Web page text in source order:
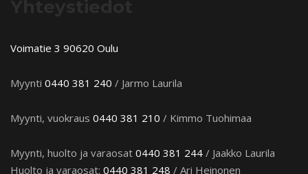
Voimatie 3 90620 Oulu
Myynti 0440 381 240 / Jarmo Laurila
Myynti, vuokraus 0440 381 210 / Kimmo Tuohimaa
Myynti, huolto ja varaosat 0440 381 244 / Jaakko Laurila
Huolto ja varaosat: 0440 381 248 / Ari Heinonen